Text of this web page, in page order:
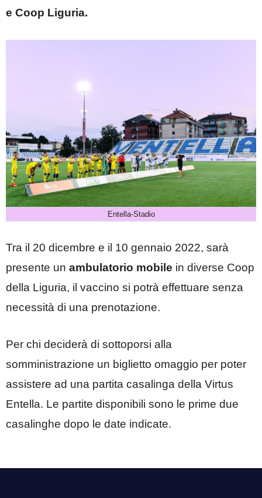
e Coop Liguria.
Entella-Stadio
Tra il 20 dicembre e il 10 gennaio 2022, sarà
presente un ambulatorio mobile in diverse Coop
della Liguria, il vaccino si potrà effettuare senza
necessità di una prenotazione.
Per chi deciderà di sottoporsi alla
somministrazione un biglietto omaggio per poter
assistere ad una partita casalinga della Virtus
Entella. Le partite disponibili sono le prime due
casalinghe dopo le date indicate.